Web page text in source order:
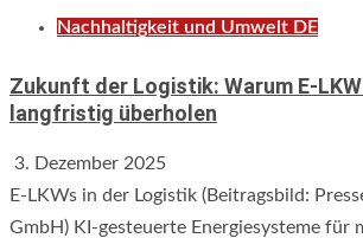
Nachhaltigkeit und Umwelt DE
Zukunft der Logistik: Warum E-
langfristig überholen
3. Dezember 2025
E-LKWs in der Logistik (Beitragsbild:
GmbH) KI-gesteuerte Energiesysteme für